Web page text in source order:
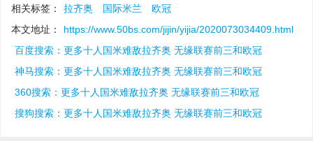
相关标签：
拉齐奥 国际米兰
欧冠
本文地址：
https://www.50bs.com/jijin/yijia/2020073034409.html
百度搜索：更多十人国米难敌拉齐奥 无缘联赛前三和欧冠
神马搜索：更多十人国米难敌拉齐奥 无缘联赛前三和欧冠
360搜索：更多十人国米难敌拉齐奥 无缘联赛前三和欧冠
搜狗搜索：更多十人国米难敌拉齐奥 无缘联赛前三和欧冠